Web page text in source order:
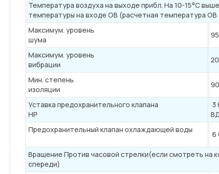
Температура воздуха на выходе прибл. На 10-15°C
температуры на входе ОВ (расчетная температура ОВ
Максимум. уровень
шума
Максимум. уровень
вибрации
Мин. степень
изоляции
Уставка предохранительного клапана
HP
3
Предохранительный клапан охлаждающей воды
6
Вращение Против часовой стрелки(если смотреть на
спереди)